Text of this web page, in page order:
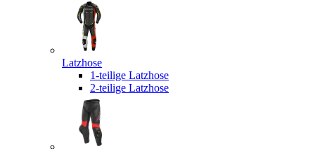
Latzhose
1-teilige Latzhose
2-teilige Latzhose